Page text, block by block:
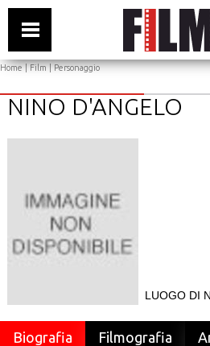
Home|Film| Personaggio
NINO D'ANGELO
LUOGO DI
Biografia Filmografia